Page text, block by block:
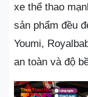
xe thể thao
sản phẩm đều
Youmi,
an toàn và độ